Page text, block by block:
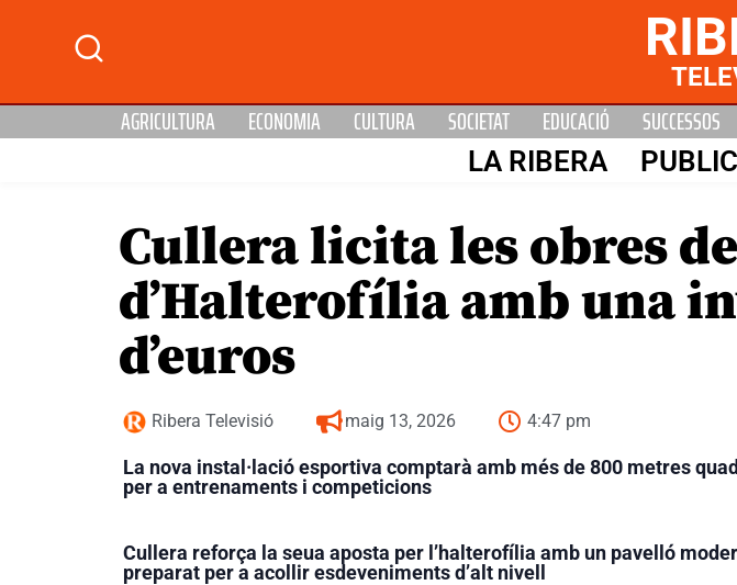
AGRICULTURA ECONOMIA CULTURA SOCIETAT EDUCACIÓ SUCCESSOS
LA RIBERA
Cullera licita les obres
d’Halterofília amb una
d’euros
Ribera Televisió maig 13, 2026 4:47 pm
La nova instal·lació esportiva comptarà amb més de 800 metres
per a entrenaments i competicions
Cullera reforça la seua aposta per l’halterofília amb un pavelló
preparat per a acollir esdeveniments d’alt nivell